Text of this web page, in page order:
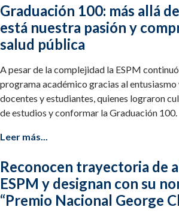
Graduación 100: más allá
está nuestra pasión y
salud pública
A pesar de la complejidad la ESPM
programa académico gracias al
docentes y estudiantes, quienes lograron
de estudios y conformar la Graduación 100.
Leer más...
Reconocen trayectoria de
ESPM y designan con su
“Premio Nacional George